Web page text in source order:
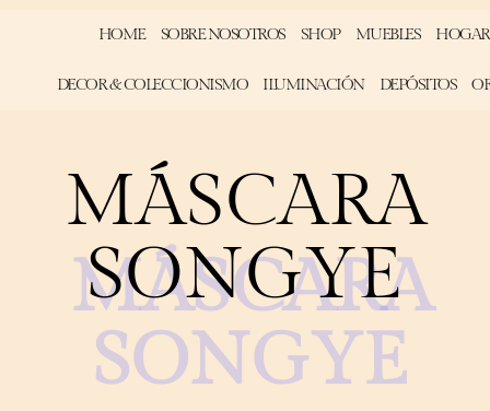
HOME SOBRE NOSOTROS SHOP MUEBLES HOGAR
DECOR & COLECCIONISMO ILUMINACIÓN DEPÓSITOS
MÁSCARA
SONGYE
MÁSCARA
SONGYE